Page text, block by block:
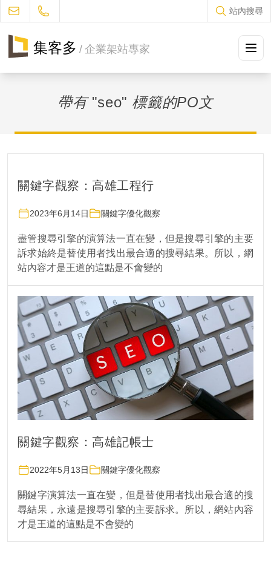
站內搜尋
集客多 / 企業架站專家
設計流程
聯絡我們
促銷優惠
帶有"seo" 標籤的PO文
關鍵字觀察：高雄工程行
2023年6月14日 關鍵字優化觀察
盡管搜尋引擎的演算法一直在變，但是搜尋引擎的主要
訴求始終是替使用者找出最合適的搜尋結果。所以，網
站內容才是王道的這點是不會變的
關鍵字觀察：高雄記帳士
2022年5月13日 關鍵字優化觀察
關鍵字演算法一直在變，但是替使用者找出最合適的搜
尋結果，永遠是搜尋引擎的主要訴求。所以，網站內容
才是王道的這點是不會變的